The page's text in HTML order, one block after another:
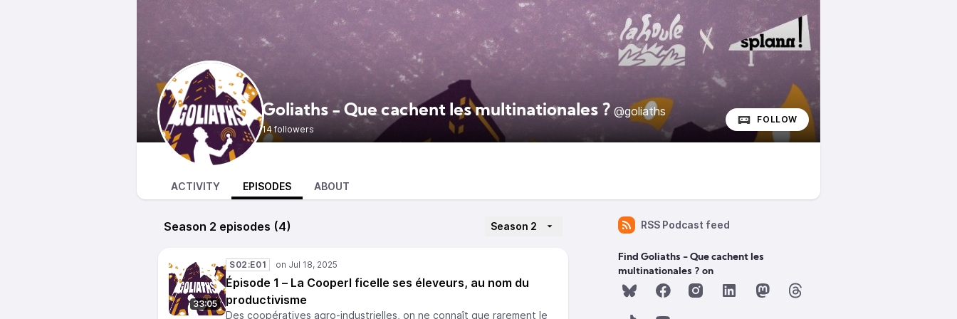
Goliaths - Que cachent les multinationales ? @goliaths
14 followers
FOLLOW
ACTIVITY EPISODES ABOUT
Season 2 episodes (4) Season 2
33:05
S02:E01
Épisode 1 – La Cooperl ficelle ses éleveurs, au nom du
productivisme
Des coopératives agro-industrielles, on ne connaît que rarement le
RSS Podcast feed
Find Goliaths - Que cachent les
multinationales ? on